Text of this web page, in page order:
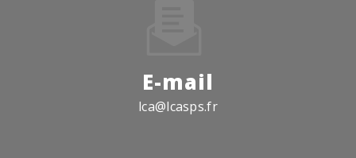
E-mail
lca@lcasps.fr